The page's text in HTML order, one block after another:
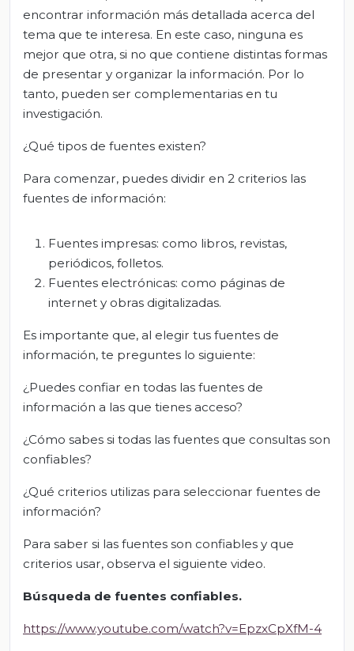
encontrar información más detallada acerca del
tema que te interesa. En este caso, ninguna es
mejor que otra, si no que contiene distintas formas
de presentar y organizar la información. Por lo
tanto, pueden ser complementarias en tu
investigación.
¿Qué tipos de fuentes existen?
Para comenzar, puedes dividir en 2 criterios las
fuentes de información:
Fuentes impresas: como libros, revistas,
periódicos, folletos.
Fuentes electrónicas: como páginas de
internet y obras digitalizadas.
Es importante que, al elegir tus fuentes de
información, te preguntes lo siguiente:
¿Puedes confiar en todas las fuentes de
información a las que tienes acceso?
¿Cómo sabes si todas las fuentes que consultas son
confiables?
¿Qué criterios utilizas para seleccionar fuentes de
información?
Para saber si las fuentes son confiables y que
criterios usar, observa el siguiente video.
Búsqueda de fuentes confiables.
https://www.youtube.com/watch?v=EpzxCpXfM-4